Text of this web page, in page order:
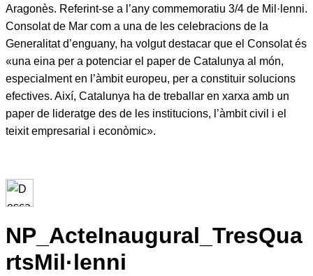
Aragonès. Referint-se a l’any commemoratiu 3/4 de Mil·lenni.
Consolat de Mar com a una de les celebracions de la
Generalitat d’enguany, ha volgut destacar que el Consolat és
«una eina per a potenciar el paper de Catalunya al món,
especialment en l’àmbit europeu, per a constituir solucions
efectives. Així, Catalunya ha de treballar en xarxa amb un
paper de lideratge des de les institucions, l’àmbit civil i el
teixit empresarial i econòmic».
NP_ActeInaugural_TresQua
rtsMil·lenni